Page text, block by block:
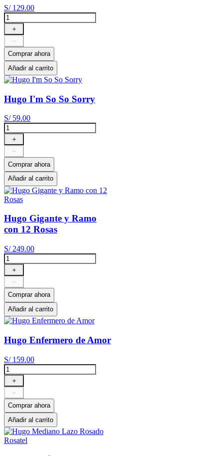
S/ 129.00
＋
－
Comprar ahora
Añadir al carrito
Hugo I'm So So Sorry
S/ 59.00
＋
－
Comprar ahora
Añadir al carrito
Hugo Gigante y Ramo
con 12 Rosas
S/ 249.00
＋
－
Comprar ahora
Añadir al carrito
Hugo Enfermero de Amor
S/ 159.00
＋
－
Comprar ahora
Añadir al carrito